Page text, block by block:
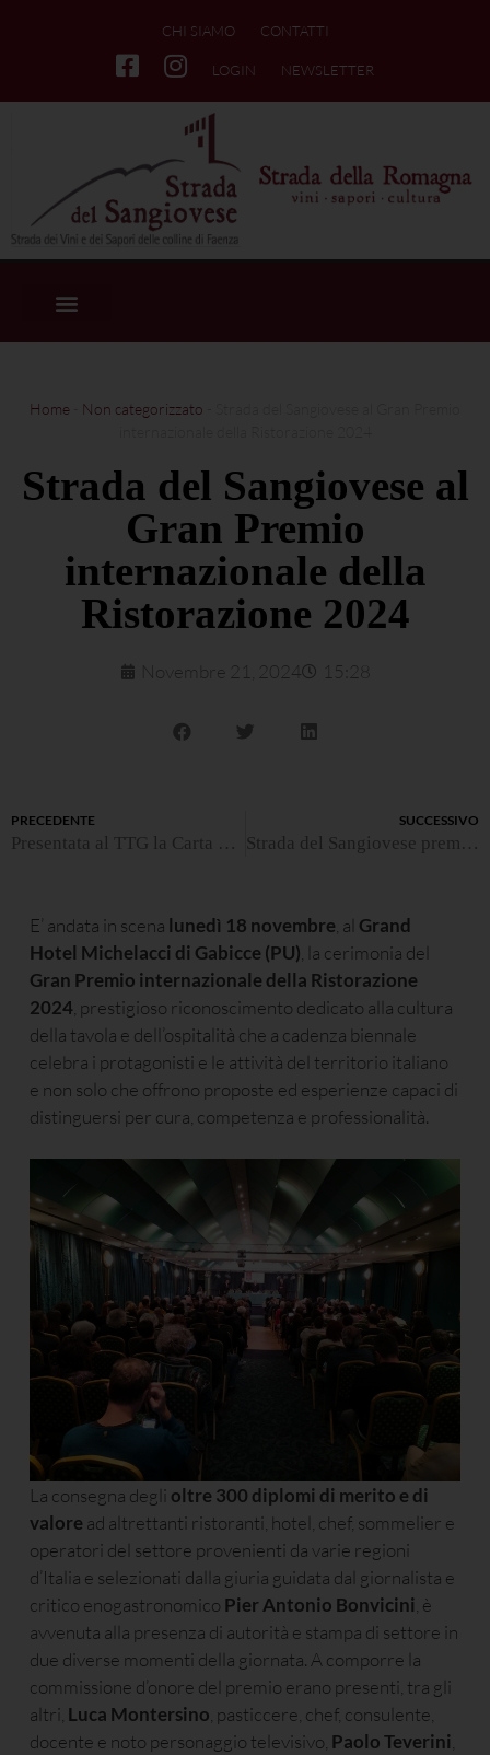
CHI SIAMO CONTATTI
LOGIN NEWSLETTER
Home Non categorizzato
Strada del Sangiovese al
Gran Premio
internazionale della
Ristorazione 2024
Novembre 21, 2024 15:28
PRECEDENTE
Presentata al TTG la Carta per il Turismo Enogastronomico Sostenibile
SUCCESSIVO
Strada del Sangiovese premiata ai Food and Drink Awards 2024 di Lux Life
E’ andata in scena lunedì 18 novembre , al Grand
Hotel Michelacci di Gabicce (PU) , la cerimonia del
Gran Premio internazionale della Ristorazione
2024 , prestigioso riconoscimento dedicato alla cultura
della tavola e dell’ospitalità che a cadenza biennale
celebra i protagonisti e le attività del territorio italiano
e non solo che offrono proposte ed esperienze capaci di
distinguersi per cura, competenza e professionalità.
La consegna degli oltre 300 diplomi di merito e di
valore ad altrettanti ristoranti, hotel, chef, sommelier e
operatori del settore provenienti da varie regioni
d’Italia e selezionati dalla giuria guidata dal giornalista e
critico enogastronomico Pier Antonio Bonvicini , è
avvenuta alla presenza di autorità e stampa di settore in
due diverse momenti della giornata. A comporre la
commissione d’onore del premio erano presenti, tra gli
altri, Luca Montersino , pasticcere, chef, consulente,
docente e noto personaggio televisivo, Paolo Teverini